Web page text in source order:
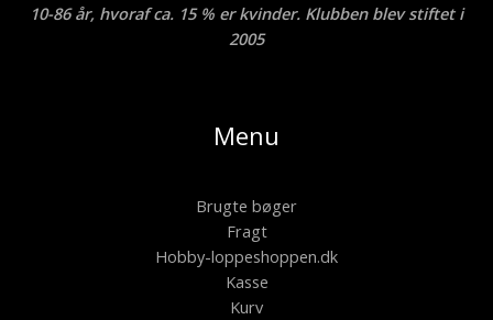
10-86 år, hvoraf ca. 15 % er kvinder. Klubben blev stiftet i
2005
Menu
Brugte bøger
Fragt
Hobby-loppeshoppen.dk
Kasse
Kurv